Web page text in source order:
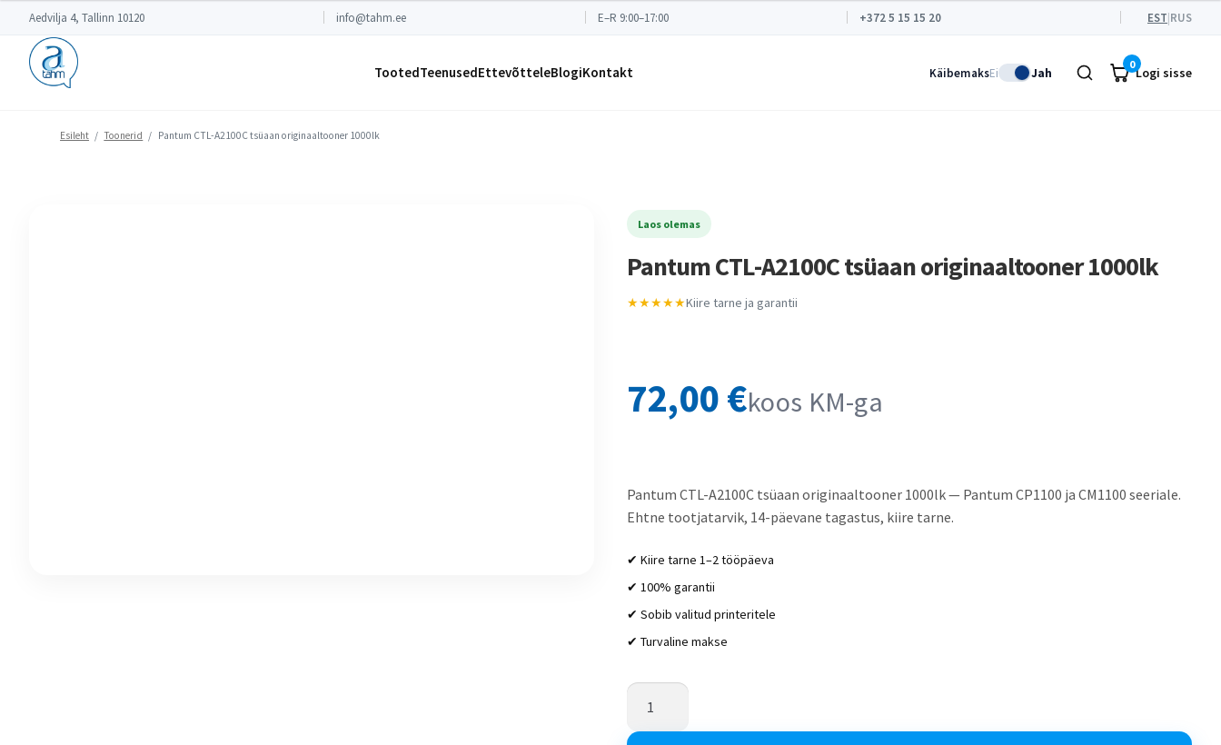
Aedvilja 4, Tallinn 10120 info@tahm.ee E–R 9:00–17:00 +372 5 15 15 20 EST|RUS
TootedTeenusedEttevõtteleBlogiKontakt KäibemaksEi Jah
0
Logi sisse
Esileht / Toonerid / Pantum CTL-A2100C tsüaan originaaltooner 1000lk
Laos olemas
Pantum CTL-A2100C tsüaan originaaltooner 1000lk
★★★★★Kiire tarne ja garantii
72,00€koos KM-ga
Pantum CTL-A2100C tsüaan originaaltooner 1000lk — Pantum CP1100 ja CM1100 seeriale.
Ehtne tootjatarvik, 14-päevane tagastus, kiire tarne.
✔ Kiire tarne 1–2 tööpäeva
✔ 100% garantii
✔ Sobib valitud printeritele
✔ Turvaline makse